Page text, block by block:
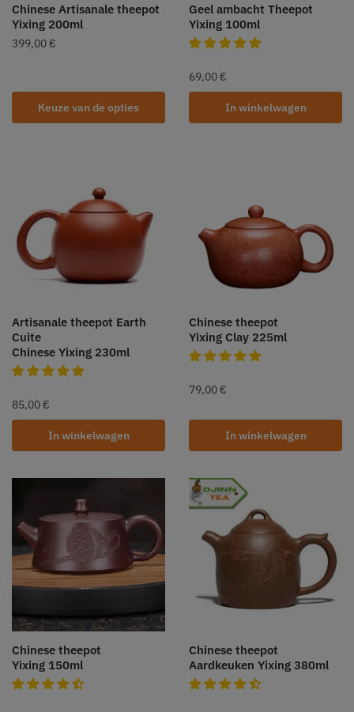
Chinese Artisanale theepot
Yixing 200ml
399,00 €
Keuze van de opties
Geel ambacht Theepot
Yixing 100ml
69,00 €
In winkelwagen
Artisanale theepot Earth
Cuite
Chinese Yixing 230ml
85,00 €
In winkelwagen
Chinese theepot
Yixing Clay 225ml
79,00 €
In winkelwagen
Chinese theepot
Yixing 150ml
Chinese theepot
Aardkeuken Yixing 380ml